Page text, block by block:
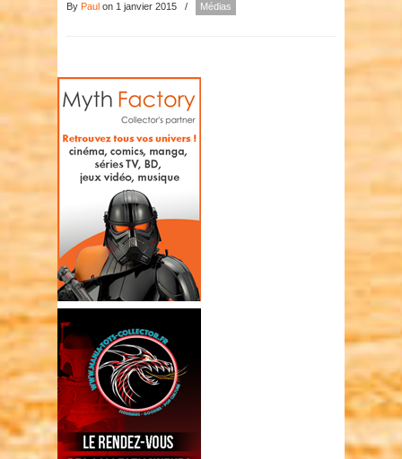
By Paul on 1 janvier 2015 / Médias